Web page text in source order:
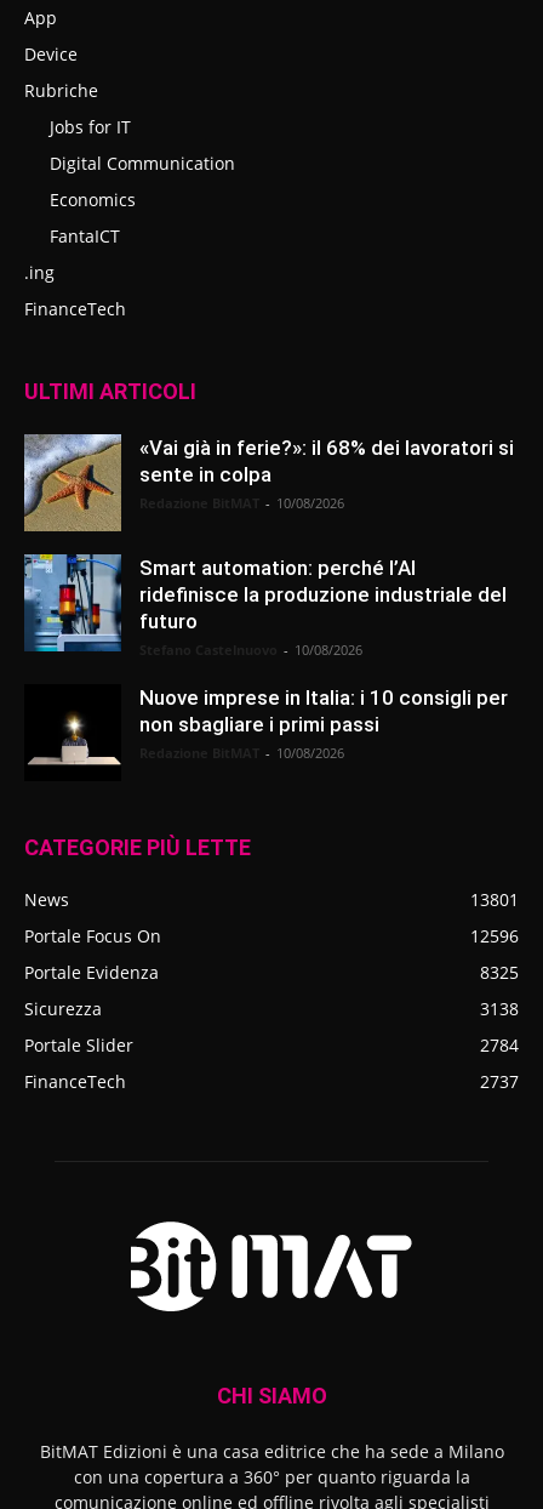
App
Device
Rubriche
Jobs for IT
Digital Communication
Economics
FantaICT
.ing
FinanceTech
ULTIMI ARTICOLI
«Vai già in ferie?»: il 68% dei lavoratori si
sente in colpa
- 10/08/2026
Smart automation: perché l’AI
ridefinisce la produzione industriale del
futuro
- 10/08/2026
Nuove imprese in Italia: i 10 consigli per
non sbagliare i primi passi
- 10/08/2026
CATEGORIE PIÙ LETTE
News
13801
Portale Focus On
12596
Portale Evidenza
8325
Sicurezza
3138
Portale Slider
2784
FinanceTech
2737
CHI SIAMO
BitMAT Edizioni è una casa editrice che ha sede a Milano
con una copertura a 360° per quanto riguarda la
comunicazione online ed offline rivolta agli specialisti